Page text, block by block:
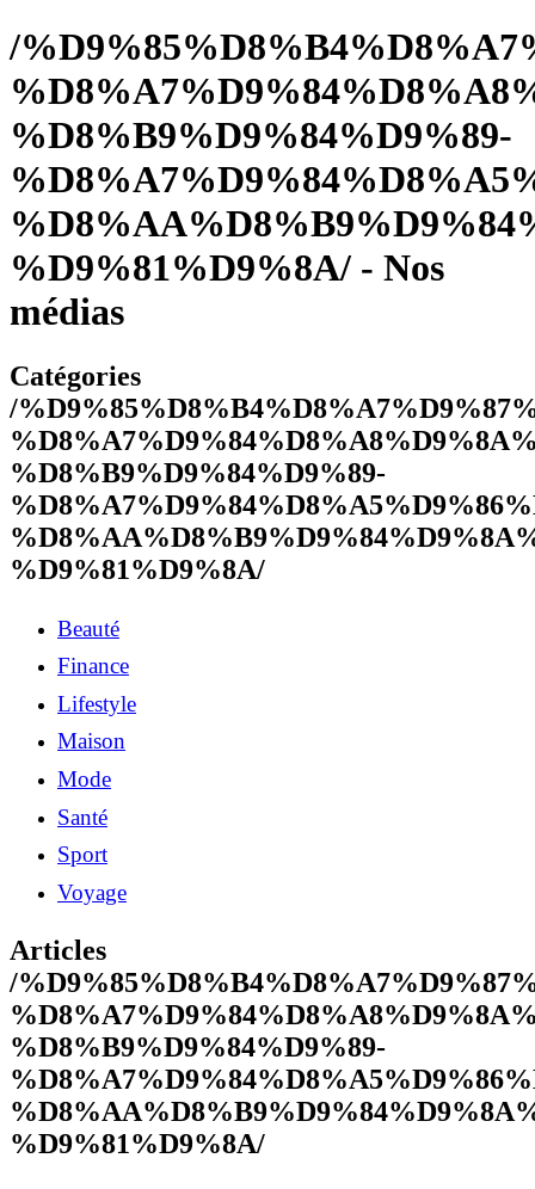
/
%D8%B9%D9%84%D9%89-
%D9%81%D9%8A/ - Nos
médias
Catégories
/
%D8%B9%D9%84%D9%89-
%D9%81%D9%8A/
Beauté
Finance
Lifestyle
Maison
Mode
Santé
Sport
Voyage
Articles
/
%D8%B9%D9%84%D9%89-
%D9%81%D9%8A/